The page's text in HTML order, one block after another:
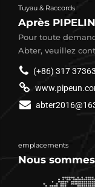
Tuyau & Raccords
Après
Pour toute
Abter, veuillez
(+86) 317
emplacements
Nous